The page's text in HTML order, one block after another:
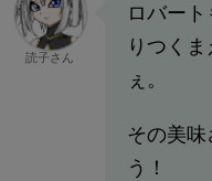
読子さん
ロバー
りつく
ぇ。
その美味
う！